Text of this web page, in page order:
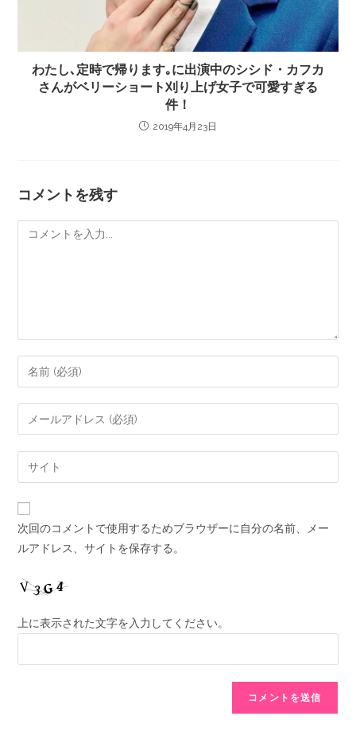
わたし､定時で帰ります｡に出演中のシシド・カフカ
さんがベリーショート刈り上げ女子で可愛すぎる
件！
2019年4月23日
コメントを残す
次回のコメントで使用するためブラウザーに自分の名前、メー
ルアドレス、サイトを保存する。
上に表示された文字を入力してください。